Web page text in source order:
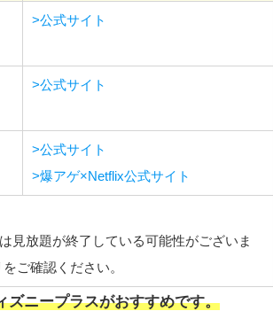
>公式サイト
>公式サイト
>公式サイト
>爆アゲ×Netflix公式サイト
見放題が終了している可能性がございま
ご確認ください。
ズニープラスがおすすめです。